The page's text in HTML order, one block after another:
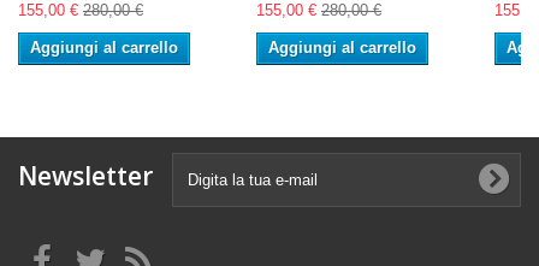
155,00 € 280,00 €
Aggiungi al carrello
155,00 € 280,00 €
Aggiungi al carrello
Newsletter